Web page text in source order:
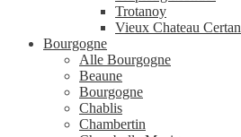
Trotanoy
Vieux Chateau Certan
Bourgogne
Alle Bourgogne
Beaune
Bourgogne
Chablis
Chambertin